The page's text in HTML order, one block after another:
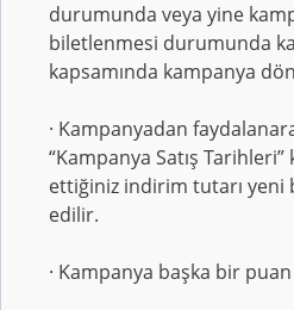
durumunda veya yine
biletlenmesi durumunda
kapsamında kampanya
· Kampanyadan
“Kampanya Satış
ettiğiniz indirim tutarı yeni
edilir.
· Kampanya başka bir